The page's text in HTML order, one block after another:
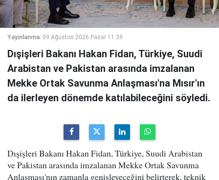
Yayınlanma: 09 Ağustos 2026 Pazar 11:39
Dışişleri Bakanı Hakan Fidan, Türkiye, Suudi
Arabistan ve Pakistan arasında imzalanan
Mekke Ortak Savunma Anlaşması'na Mısır'ın
da ilerleyen dönemde katılabileceğini söyledi.
Dışişleri Bakanı Hakan Fidan, Türkiye, Suudi Arabistan
ve Pakistan arasında imzalanan Mekke Ortak Savunma
Anlaşması'nın zamanla genişleyeceğini belirterek, teknik